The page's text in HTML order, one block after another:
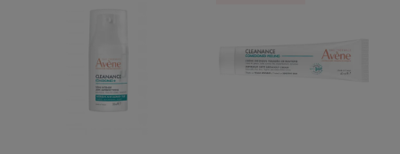
Unreinheiten
Konzentrat
Creme